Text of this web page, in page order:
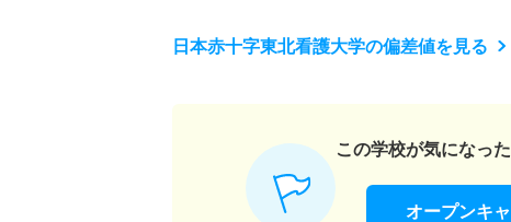
日本赤十字東北看護大学の偏差値を見る
この学校が気になっ
オープンキ